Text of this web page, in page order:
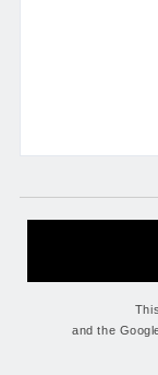
and the